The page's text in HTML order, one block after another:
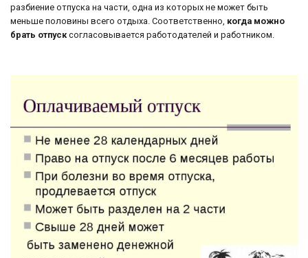
разбиение отпуска на части, одна из которых не может быть
меньше половины всего отдыха. Соответственно, когда можно
брать отпуск согласовывается работодателей и работником.